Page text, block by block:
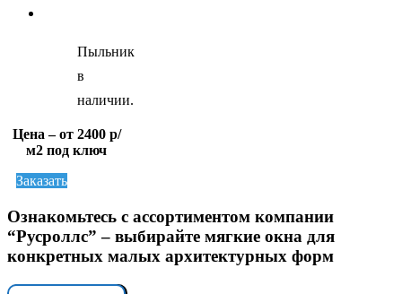
Пыльник
в
наличии.
Цена – от 2400 р/
м2 под ключ
Заказать
Ознакомьтесь с ассортиментом компании
“Русроллс” – выбирайте мягкие окна для
конкретных малых архитектурных форм